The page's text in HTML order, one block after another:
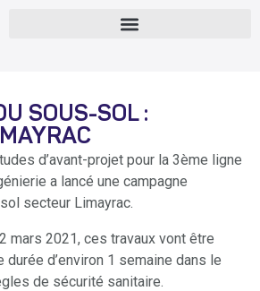
SOUS-SOL :
d’avant-projet pour la 3ème ligne
a lancé une campagne
secteur Limayrac.
mars 2021, ces travaux vont être
d’environ 1 semaine dans le
de sécurité sanitaire.